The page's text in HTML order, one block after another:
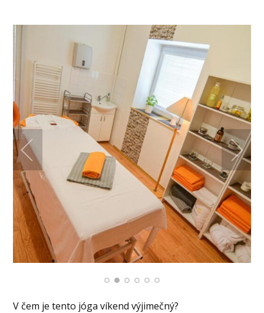
V čem je tento jóga víkend výjimečný?